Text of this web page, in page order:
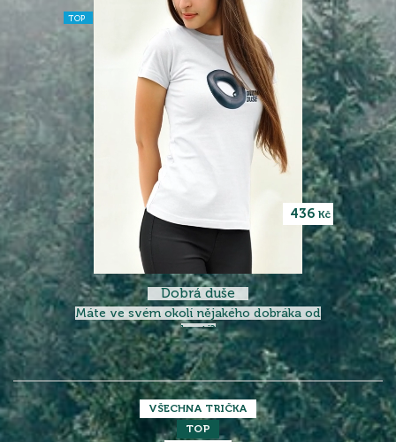
436 Kč
Dobrá duše
Máte ve svém okolí nějakého dobráka od
kosti?
TOP
VŠECHNA TRIČKA
TOP